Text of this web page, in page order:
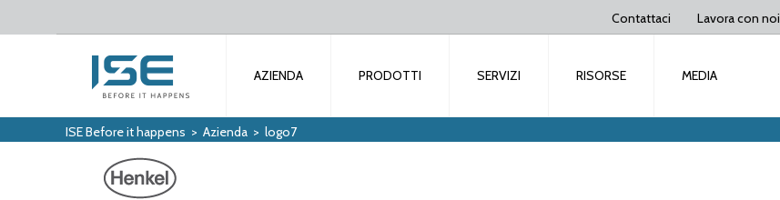
Contattaci Lavora con noi
AZIENDA PRODOTTI SERVIZI RISORSE MEDIA
ISE Before it happens > Azienda > logo7